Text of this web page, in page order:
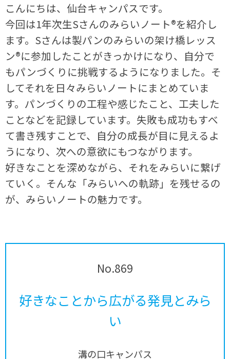
こんにちは、仙台キャンパスです。
今回は1年次生Sさんのみらいノート®を紹介し
ます。Sさんは製パンのみらいの架け橋レッス
ン®に参加したことがきっかけになり、自分で
もパンづくりに挑戦するようになりました。そ
してそれを日々みらいノートにまとめていま
す。パンづくりの工程や感じたこと、工夫した
ことなどを記録しています。失敗も成功もすべ
て書き残すことで、自分の成長が目に見えるよ
うになり、次への意欲にもつながります。
好きなことを深めながら、それをみらいに繋げ
ていく。そんな「みらいへの軌跡」を残せるの
が、みらいノートの魅力です。
No.869
好きなことから広がる発見とみら
い
溝の口キャンパス